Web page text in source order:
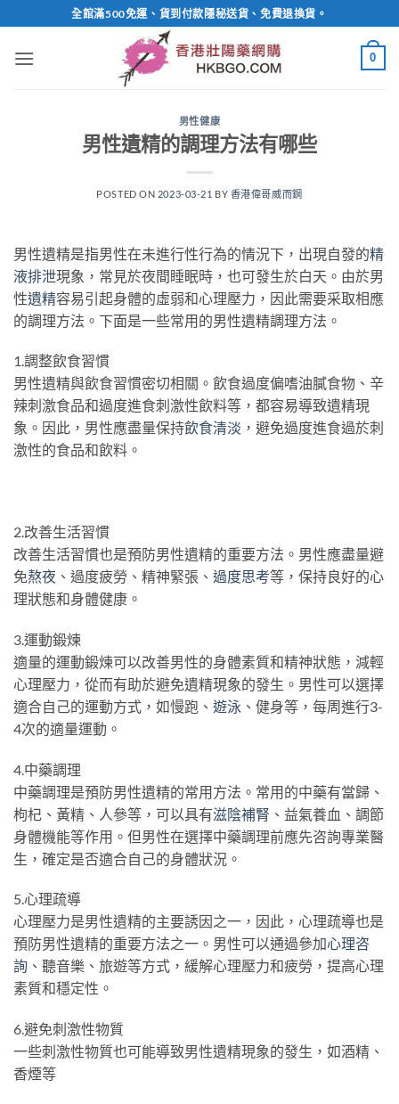
to
content
全館滿500免運、貨到付款隱秘送貨、免費退換貨。
0
男性健康
男性遺精的調理方法有哪些
POSTED ON 2023-03-21 BY 香港偉哥威而鋼
男性遺精是指男性在未進行性行為的情況下，出現自發的精
液排泄現象，常見於夜間睡眠時，也可發生於白天。由於男
性遺精容易引起身體的虛弱和心理壓力，因此需要采取相應
的調理方法。下面是一些常用的男性遺精調理方法。
1.調整飲食習慣
男性遺精與飲食習慣密切相關。飲食過度偏嗜油膩食物、辛
辣刺激食品和過度進食刺激性飲料等，都容易導致遺精現
象。因此，男性應盡量保持飲食清淡 ，避免過度進食過於刺
激性的食品和飲料。
2.改善生活習慣
改善生活習慣也是預防男性遺精的重要方法。男性應盡量避
免熬夜 、過度疲勞、精神緊張、 過度思考等，保持良好的心
理狀態和身體健康。
3.運動鍛煉
適量的運動鍛煉可以改善男性的身體素質和精神狀態，減輕
心理壓力，從而有助於避免遺精現象的發生。男性可以選擇
適合自己的運動方式，如慢跑、 遊泳 、健身等，每周進行3-
4次的適量運動。
4.中藥調理
中藥調理是預防男性遺精的常用方法。常用的中藥有當歸、
枸杞、黃精、人參等，可以具有滋陰補腎 、益氣養血、調節
身體機能等作用。但男性在選擇中藥調理前應先咨詢專業醫
生，確定是否適合自己的身體狀況。
5.心理疏導
心理壓力是男性遺精的主要誘因之一，因此，心理疏導也是
預防男性遺精的重要方法之一。男性可以通過參加心理咨
詢 、聽音樂、旅遊等方式，緩解心理壓力和疲勞，提高心理
素質和穩定性。
6.避免刺激性物質
一些刺激性物質也可能導致男性遺精現象的發生，如酒精、
香煙等